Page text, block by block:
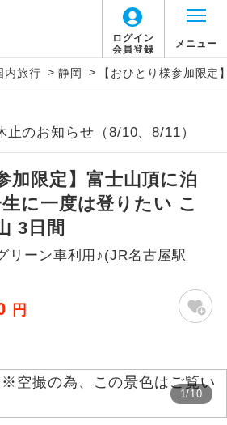
ログイン
会員登録
メニュー
内旅行 > 静岡 > 【おひとり様参加限
止のお知らせ（8/10、8/11）
加限定】富士山頂に泊
に一度は登りたい こ
3日間
リーン車利用♪(JR名古屋駅
円
1/10
説明
往路出発空港（駅）から復路到着空港
（駅）まで同行します。
現地到着空港（駅）から最終日出発空港
（駅）まで添乗員が同行します。
バスガイドが乗務し、車内での観光案内
があります。
絶景スポットに立ち寄るコースです。